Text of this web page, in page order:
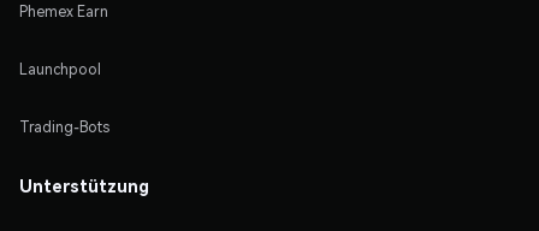
Phemex Earn
Launchpool
Trading-Bots
Unterstützung